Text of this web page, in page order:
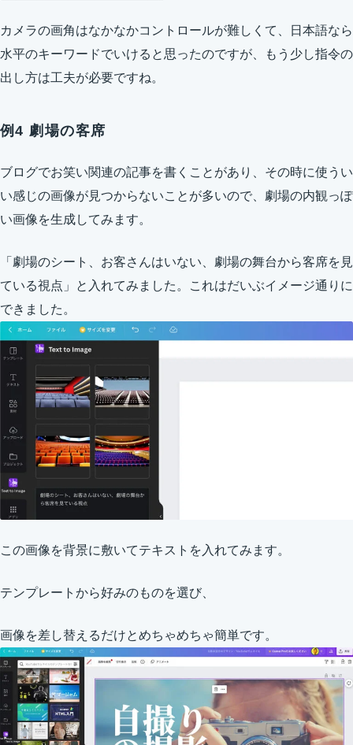
カメラの画角はなかなかコントロールが難しくて、日本語なら
水平のキーワードでいけると思ったのですが、もう少し指令の
出し方は工夫が必要ですね。
例4 劇場の客席
ブログでお笑い関連の記事を書くことがあり、その時に使うい
い感じの画像が見つからないことが多いので、劇場の内観っぽ
い画像を生成してみます。
「劇場のシート、お客さんはいない、劇場の舞台から客席を見
ている視点」と入れてみました。これはだいぶイメージ通りに
できました。
この画像を背景に敷いてテキストを入れてみます。
テンプレートから好みのものを選び、
画像を差し替えるだけとめちゃめちゃ簡単です。